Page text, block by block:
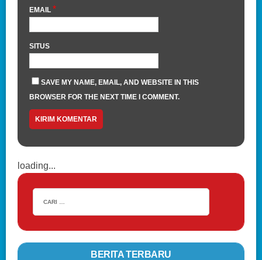
EMAIL *
SITUS
SAVE MY NAME, EMAIL, AND WEBSITE IN THIS
BROWSER FOR THE NEXT TIME I COMMENT.
loading...
BERITA TERBARU